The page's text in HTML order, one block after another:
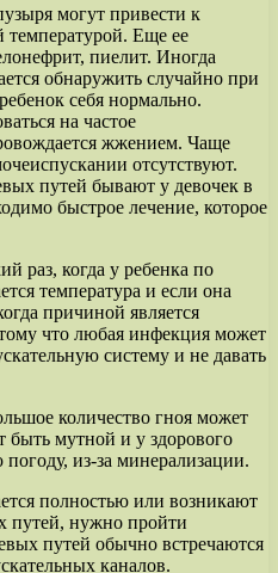
могут привести к
температурой. Еще ее
пиелит. Иногда
обнаружить случайно при
себя нормально.
на частое
жжением. Чаще
отсутствуют.
путей бывают у девочек в
быстрое лечение, которое
раз, когда у ребенка по
температура и если она
причиной является
что любая инфекция может
систему и не давать
количество гноя может
мутной и у здорового
из-за минерализации.
полностью или возникают
путей, нужно пройти
путей обычно встречаются
каналов.